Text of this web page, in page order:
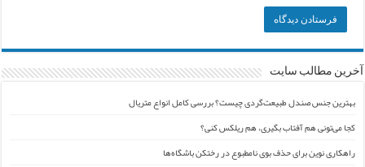
آخرین مطالب سایت
بهترین جنس صندل طبیعت‌گردی چیست؟ بررسی کامل انواع متریال
کجا می‌تونی هم آفتاب بگیری، هم ریلکس کنی؟
راهکاری نوین برای حذف بوی نامطبوع در رختکن باشگاه‌ها